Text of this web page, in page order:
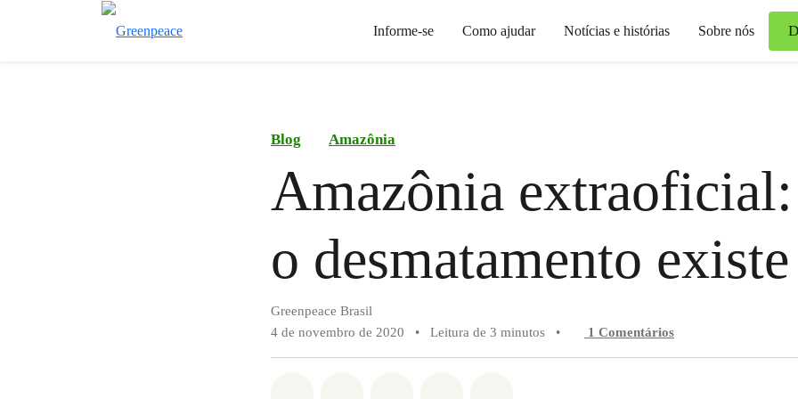
Informe-se Como ajudar Notícias e histórias Sobre nós
Blog Amazônia
Amazônia
o desmatamento existe
Greenpeace Brasil
4 de novembro de 2020
• Leitura de 3 minutos • 1 Comentários